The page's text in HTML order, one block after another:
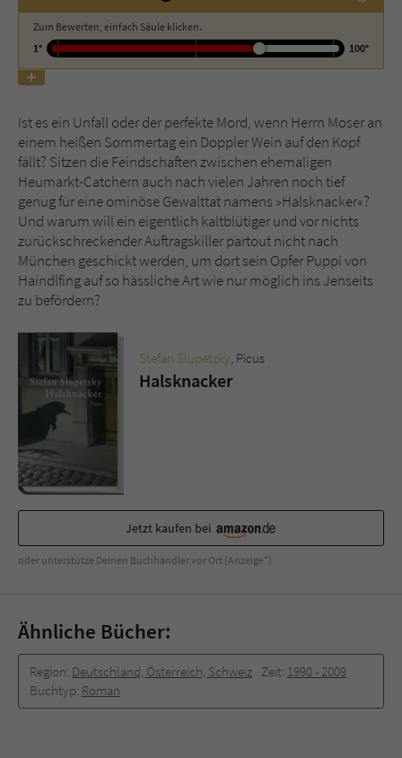
Zum Bewerten, einfach Säule klicken.
1°
100°
Ist es ein Unfall oder der perfekte Mord, wenn Herrn Moser an
einem heißen Sommertag ein Doppler Wein auf den Kopf
fällt? Sitzen die Feindschaften zwischen ehemaligen
Heumarkt-Catchern auch nach vielen Jahren noch tief
genug für eine ominöse Gewalttat namens »Halsknacker«?
Und warum will ein eigentlich kaltblütiger und vor nichts
zurückschreckender Auftragskiller partout nicht nach
München geschickt werden, um dort sein Opfer Puppi von
Haindlfing auf so hässliche Art wie nur möglich ins Jenseits
zu befördern?
Stefan Slupetzky, Picus
Halsknacker
Jetzt kaufen bei
oder unterstütze Deinen Buchhändler vor Ort (Anzeige*)
Ähnliche Bücher:
Region: Deutschland, Österreich, Schweiz Zeit: 1990 -­ 2009
Buchtyp: Roman
Name tx_pwcomments_ahash
Anbieter
Laufzeit 1 Jahr
Zweck Cookie für Kommentare einzelner Buchtitel
Name fe_typo_user
Anbieter Literatur-Couch Medien GmbH & Co. KG
Laufzeit
Zweck
Kommunikation der Webseite mit dem
Benutzer. Es wird benötigt um z. B. den